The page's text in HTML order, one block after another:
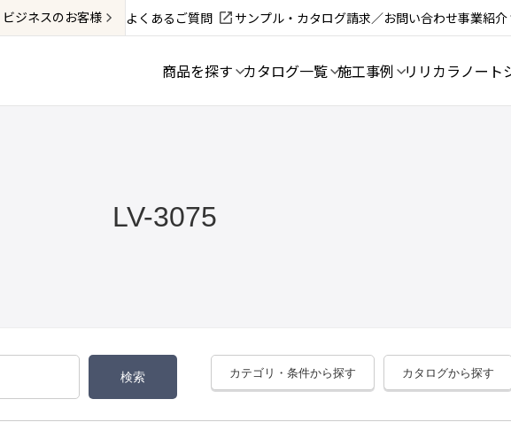
ビジネスのお客様 よくあるご質問 サンプル・カタログ請求／お問い合わせ事業紹介
商品を探す カタログ一覧 施工事例 リリカラノート
LV-3075
カテゴリ・条件から探す カタログから探す